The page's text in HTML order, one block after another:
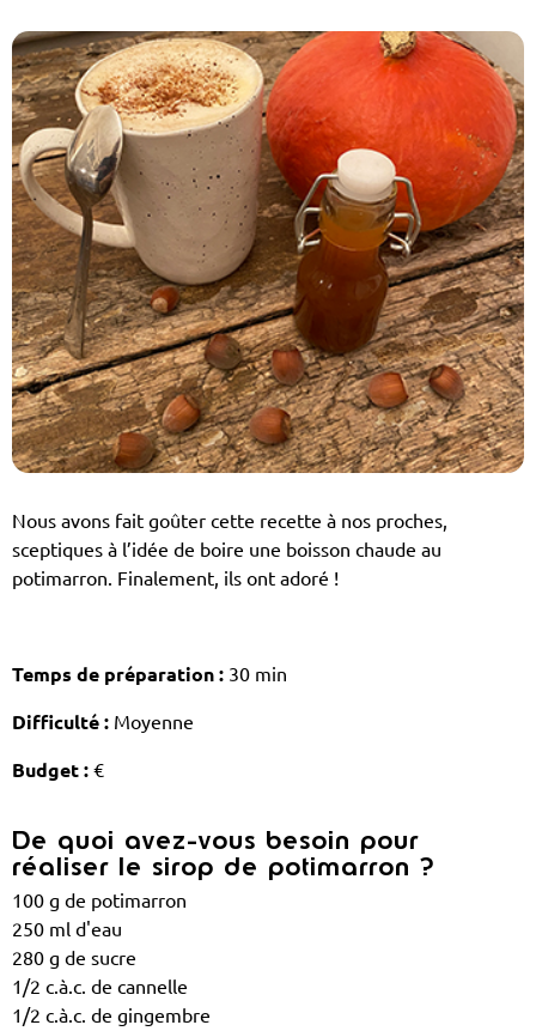
Nous avons fait goûter cette recette à nos proches,
sceptiques à l’idée de boire une boisson chaude au
potimarron. Finalement, ils ont adoré !
Temps de préparation : 30 min
Difficulté : Moyenne
Budget : €
De quoi avez-vous besoin pour
réaliser le sirop de potimarron ?
100 g de potimarron
250 ml d'eau
280 g de sucre
1/2 c.à.c. de cannelle
1/2 c.à.c. de gingembre